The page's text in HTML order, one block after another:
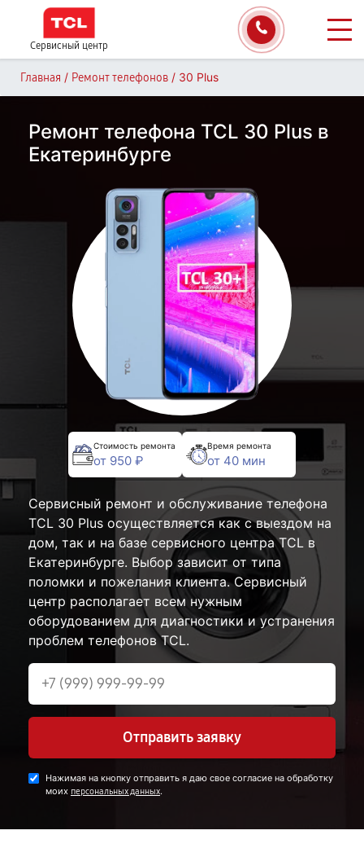
Сервисный центр
Главная / Ремонт телефонов / 30 Plus
Ремонт телефона TCL 30 Plus в
Екатеринбурге
Стоимость ремонта
от 950 ₽
Время ремонта
от 40 мин
Сервисный ремонт и обслуживание телефона
TCL 30 Plus осуществляется как с выездом на
дом, так и на базе сервисного центра TCL в
Екатеринбурге. Выбор зависит от типа
поломки и пожелания клиента. Сервисный
центр располагает всем нужным
оборудованием для диагностики и устранения
проблем телефонов TCL.
Отправить заявку
Нажимая на кнопку отправить я даю свое согласие на обработку
моих персональных данных.